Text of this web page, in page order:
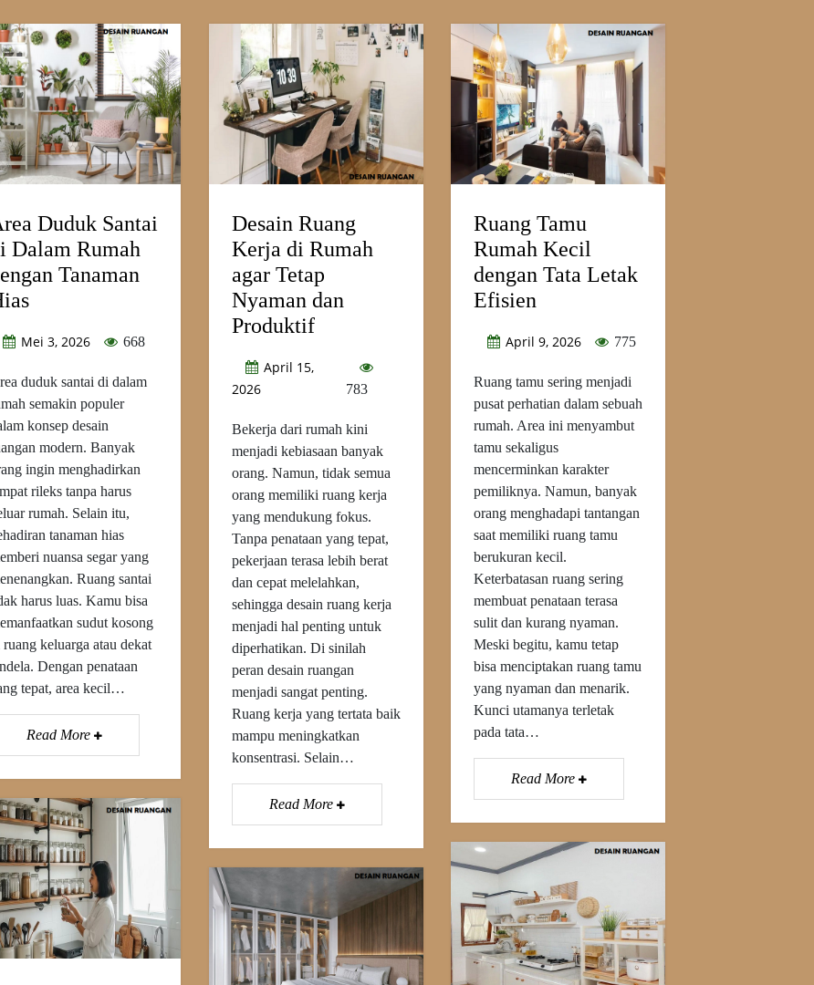
Duduk Santai
Dalam Rumah
Tanaman
Mei 3, 2026 668
duduk santai di dalam
semakin populer
konsep desain
modern. Banyak
ingin menghadirkan
rileks tanpa harus
rumah. Selain itu,
tanaman hias
nuansa segar yang
Ruang santai
harus luas. Kamu bisa
sudut kosong
ruang keluarga atau dekat
Dengan penataan
tepat, area kecil…
Read More
Desain Ruang
Kerja di Rumah
agar Tetap
Nyaman dan
Produktif
April 15,
2026
783
Bekerja dari rumah kini
menjadi kebiasaan banyak
orang. Namun, tidak semua
orang memiliki ruang kerja
yang mendukung fokus.
Tanpa penataan yang tepat,
pekerjaan terasa lebih berat
dan cepat melelahkan,
sehingga desain ruang kerja
menjadi hal penting untuk
diperhatikan. Di sinilah
peran desain ruangan
menjadi sangat penting.
Ruang kerja yang tertata baik
mampu meningkatkan
konsentrasi. Selain…
Read More
Ruang Tamu
Rumah Kecil
dengan Tata Letak
Efisien
April 9, 2026 775
Ruang tamu sering menjadi
pusat perhatian dalam sebuah
rumah. Area ini menyambut
tamu sekaligus
mencerminkan karakter
pemiliknya. Namun, banyak
orang menghadapi tantangan
saat memiliki ruang tamu
berukuran kecil.
Keterbatasan ruang sering
membuat penataan terasa
sulit dan kurang nyaman.
Meski begitu, kamu tetap
bisa menciptakan ruang tamu
yang nyaman dan menarik.
Kunci utamanya terletak
pada tata…
Read More